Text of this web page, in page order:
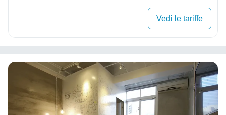
Vedi le tariffe